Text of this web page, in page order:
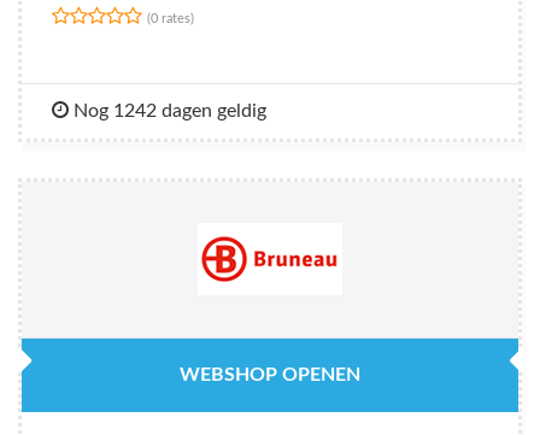
(0 rates)
Nog 1242 dagen geldig
WEBSHOP OPENEN